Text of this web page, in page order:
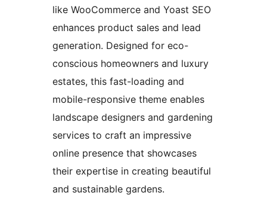
like WooCommerce and Yoast SEO
enhances product sales and lead
generation. Designed for eco-
conscious homeowners and luxury
estates, this fast-loading and
mobile-responsive theme enables
landscape designers and gardening
services to craft an impressive
online presence that showcases
their expertise in creating beautiful
and sustainable gardens.